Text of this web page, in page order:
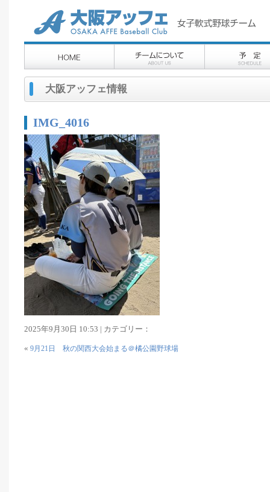
大阪アッフェ情報
IMG_4016
2025年9月30日 10:53 | カテゴリー：
« 9月21日 秋の関西大会始まる＠橘公園野球場